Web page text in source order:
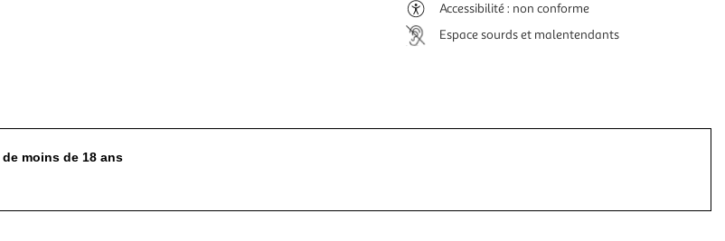
Accessibilité : non conforme
Espace sourds et malentendants
moins de 18 ans